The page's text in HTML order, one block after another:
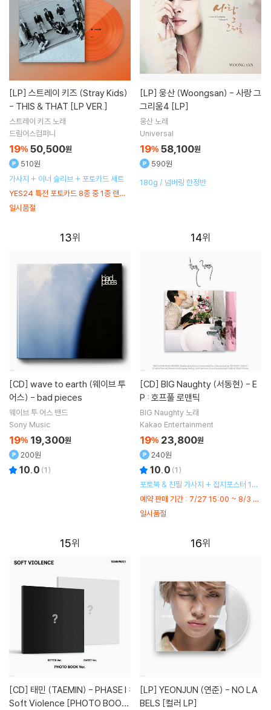
[LP]
- THIS & THAT [LP VER.]
스트레이 키즈 노래
드림어스컴퍼니
YES24 특전 포토카드 8종 중 1종 랜덤
증정 / 예약판매 특전 포스터 세트
19% 50,500원
510원
가사지 + 이너 슬리브 + 포토카드 세트
일시품절
[LP]
그리움4 [LP]
웅산 노래
Universal
19% 58,100원
590원
180g / 넘버링 한정반
13
[CD]
어스) - bad pieces
웨이브 투 어스 밴드
Sony Music
19% 19,300원
200원
10.0 (1)
14
[CD]
P : 호프풀 로맨틱
BIG Naughty 노래
Kakao Entertainment
예약 판매 기간 : 7/27 15:00 ~ 8/3 2
3:59
19% 23,800원
240원
10.0 (1)
포토북 & 친필 가사지 + 접지포스터 1종
랜덤 + 엽서 1종 랜덤 + 포토카드 2종 랜
일시품절
15
[CD]
Soft Violence [PHOTO BOOK
16
[LP]
BELS [컬러 LP]